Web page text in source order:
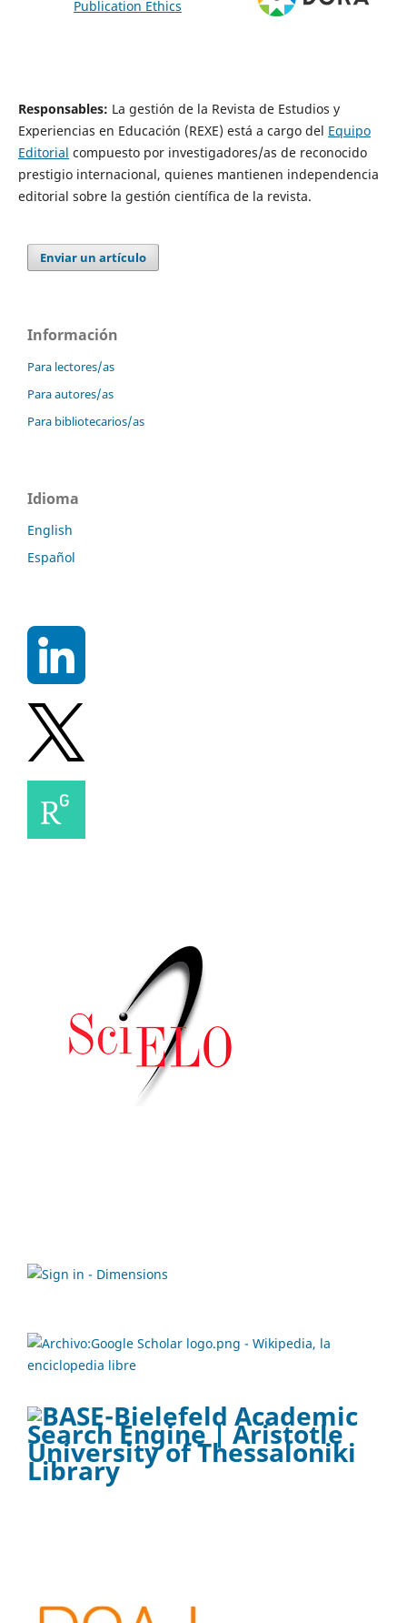
Responsables: La gestión de la Revista de Estudios y
Experiencias en Educación (REXE) está a cargo del Equipo
Editorial compuesto por investigadores/as de reconocido
prestigio internacional, quienes mantienen independencia
editorial sobre la gestión científica de la revista.
Enviar un artículo
Información
Para lectores/as
Para autores/as
Para bibliotecarios/as
Idioma
English
Español